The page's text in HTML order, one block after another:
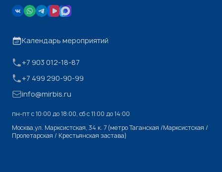
Календарь мероприятий
+7 903 012-18-87
+7 499 290-90-99
info@mirbis.ru
пн-пт с 10:00 до 18:00, cб с 11:00 до 14:00
Москва,ул. Марксистская, 34 к. 7 (метро Таганская /Марксистская /
Пролетарская / Крестьянская застава)